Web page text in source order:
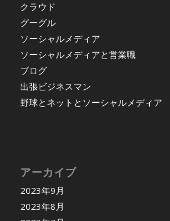
クラウド
グーグル
ソーシャルメディア
ソーシャルメディアと営業職
ブログ
出張ビジネスマン
野球とネットとソーシャルメディア
アーカイブ
2023年9月
2023年8月